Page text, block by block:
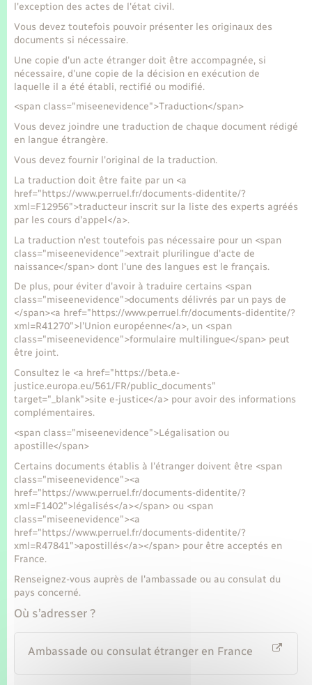
l'exception des actes de l'état civil.
Vous devez toutefois pouvoir présenter les originaux des
documents si nécessaire.
Une copie d'un acte étranger doit être accompagnée, si
nécessaire, d'une copie de la décision en exécution de
laquelle il a été établi, rectifié ou modifié.
<span class="miseenevidence">Traduction</span>
Vous devez joindre une traduction de chaque document rédigé
en langue étrangère.
Vous devez fournir l'original de la traduction.
La traduction doit être faite par un <a
href="https://www.perruel.fr/documents-didentite/?
xml=F12956">traducteur inscrit sur la liste des experts agréés
par les cours d'appel</a>.
La traduction n'est toutefois pas nécessaire pour un <span
class="miseenevidence">extrait plurilingue d'acte de
naissance</span> dont l'une des langues est le français.
De plus, pour éviter d'avoir à traduire certains <span
class="miseenevidence">documents délivrés par un pays de
</span><a href="https://www.perruel.fr/documents-didentite/?
xml=R41270">l'Union européenne</a>, un <span
class="miseenevidence">formulaire multilingue</span> peut
être joint.
Consultez le <a href="https://beta.e-
justice.europa.eu/561/FR/public_documents"
target="_blank">site e-justice</a> pour avoir des informations
complémentaires.
<span class="miseenevidence">Légalisation ou
apostille</span>
Certains documents établis à l'étranger doivent être <span
class="miseenevidence"><a
href="https://www.perruel.fr/documents-didentite/?
xml=F1402">légalisés</a></span> ou <span
class="miseenevidence"><a
href="https://www.perruel.fr/documents-didentite/?
xml=R47841">apostillés</a></span> pour être acceptés en
France.
Renseignez-vous auprès de l'ambassade ou au consulat du
pays concerné.
Où s’adresser ?
Ambassade ou consulat étranger en France